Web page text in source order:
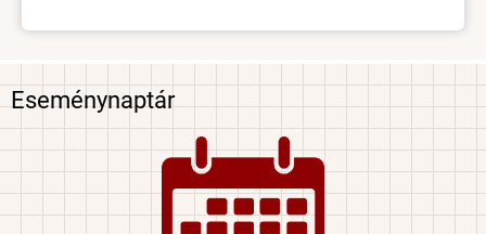
Eseménynaptár
Image